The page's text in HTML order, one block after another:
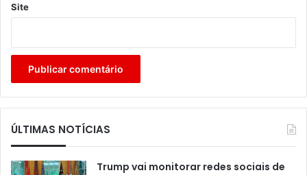
Site
ÚLTIMAS NOTÍCIAS
Trump vai monitorar redes sociais de